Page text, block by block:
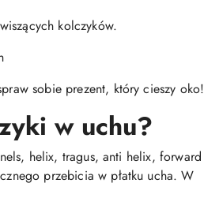
kolczyków.
sobie prezent, który cieszy oko!
w uchu?
helix, tragus, anti helix, forward
przebicia w płatku ucha. W